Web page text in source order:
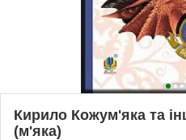
Кирило Кожум'яка та
(м'яка)